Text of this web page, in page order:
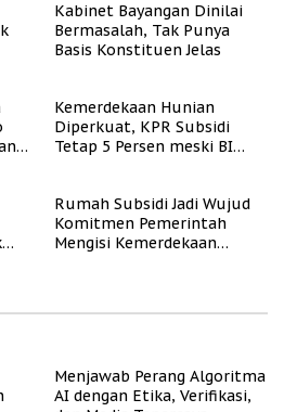
Kabinet Bayangan Dinilai
Bermasalah, Tak Punya
Basis Konstituen Jelas
Kemerdekaan Hunian
Diperkuat, KPR Subsidi
Tetap 5 Persen meski BI
Rumah Subsidi Jadi Wujud
Komitmen Pemerintah
Mengisi Kemerdekaan
Menjawab Perang Algoritma
AI dengan Etika, Verifikasi,